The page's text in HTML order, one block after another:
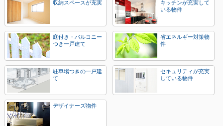
収納スペースが充実
キッチンが充実して
いる物件
庭付き・バルコニー
つき一戸建て
省エネルギー対策物
件
駐車場つきの一戸建
て
セキュリティが充実
している物件
デザイナーズ物件